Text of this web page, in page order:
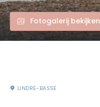
Fotogalerij bekijken
LINDRE-BASSE